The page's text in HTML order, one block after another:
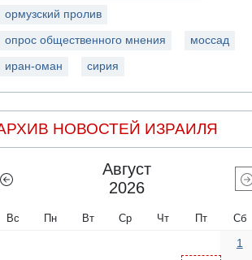
ормузский пролив
опрос общественного мнения моссад
иран-оман сирия
НОВОСТЕЙ ИЗРАИЛЯ
Август
2026
Вс Пн Вт Ср Чт Пт Сб
1